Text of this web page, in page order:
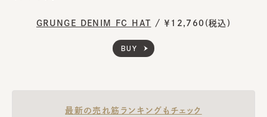
GRUNGE DENIM FC HAT / ￥12,760(税込)
BUY
最新の売れ筋ランキングもチェック